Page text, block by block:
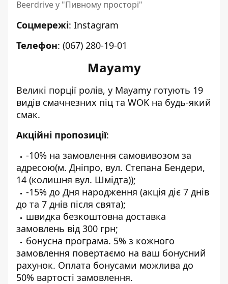
Beerdrive у "Пивному просторі"
Соцмережі: Instagram
Телефон: (067) 280-19-01
Mayamy
Великі порції ролів, у Mayamy готують 19
видів смачнезних піц та WOK на будь-який
смак.
Акційні пропозиції:
-10% на замовлення самовивозом за
адресою(м. Дніпро, вул. Степана Бендери,
14 (колишня вул. Шмідта));
-15% до Дня народження (акція діє 7 днів
до та 7 днів після свята);
швидка безкоштовна доставка
замовлень від 300 грн;
бонусна програма. 5% з кожного
замовлення повертаємо на ваш бонусний
рахунок. Оплата бонусами можлива до
50% вартості замовлення.